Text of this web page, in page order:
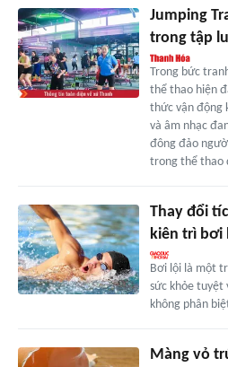
Jumping
trong tập
Trong bức
thể thao hiện
thức vận động
và âm nhạc
đông đảo
trong thể thao
Thay đổi
kiên trì bơi
Bơi lội là một
sức khỏe tuyệt
không phân
Màng vỏ